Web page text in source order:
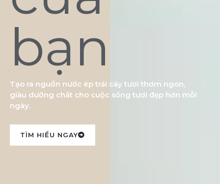
bạn
Tạo ra nguồn nước ép trái cây tươi thơm ngon,
giàu dưỡng chất cho cuộc sống tươi đẹp hơn mỗi
ngày.
TÌM HIỂU NGAY